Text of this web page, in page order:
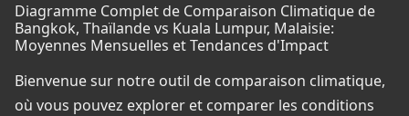
Diagramme Complet de Comparaison Climatique de
Bangkok, Thaïlande vs Kuala Lumpur, Malaisie:
Moyennes Mensuelles et Tendances d'Impact
Bienvenue sur notre outil de comparaison climatique,
où vous pouvez explorer et comparer les conditions